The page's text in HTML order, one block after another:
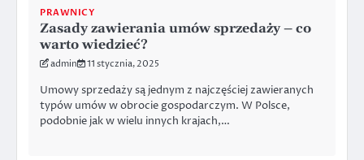
PRAWNICY
Zasady zawierania umów sprzedaży – co
warto wiedzieć?
admin 11 stycznia, 2025
Umowy sprzedaży są jednym z najczęściej zawieranych
typów umów w obrocie gospodarczym. W Polsce,
podobnie jak w wielu innych krajach,…